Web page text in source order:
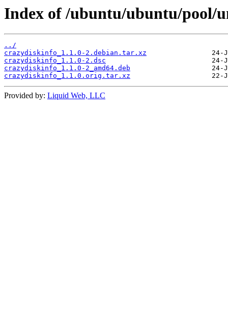
Index of /ubuntu/ubuntu/pool/
../
crazydiskinfo_1.1.0-2.debian.tar.xz
crazydiskinfo_1.1.0-2.dsc
crazydiskinfo_1.1.0-2_amd64.deb
crazydiskinfo_1.1.0.orig.tar.xz
Provided by: Liquid Web, LLC